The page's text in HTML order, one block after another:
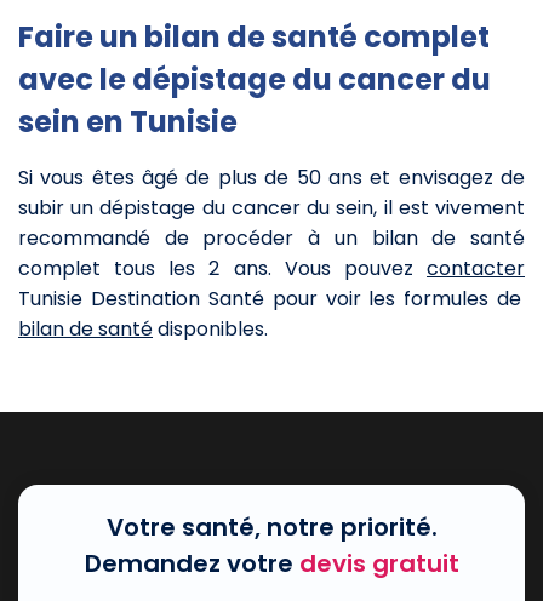
Faire un bilan de santé complet
avec le dépistage du cancer du
sein en Tunisie
Si vous êtes âgé de plus de 50 ans et envisagez de
subir un dépistage du cancer du sein, il est vivement
recommandé de procéder à un bilan de santé
complet tous les 2 ans. Vous pouvezcontacter
Tunisie Destination Santé pour voir les formules de
bilan de santédisponibles.
Votre santé, notre priorité.
Demandez votre devis gratuit